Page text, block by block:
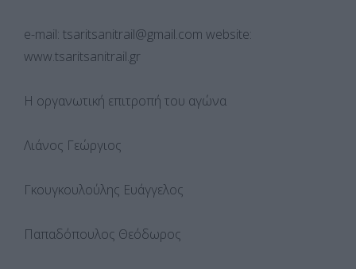
e-mail: tsaritsanitrail@gmail.com website:
www.tsaritsanitrail.gr
Η οργανωτική επιτροπή του αγώνα
Λιάνος Γεώργιος
Γκουγκουλούλης Ευάγγελος
Παπαδόπουλος Θεόδωρος